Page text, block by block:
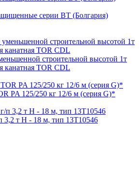
серии ВТ (Болгария)
строительной высотой 1т
канатная TOR CDL
PA 125/250 кг 12/6 м (серия G)*
3,2 т Н - 18 м, тип 13Т10546